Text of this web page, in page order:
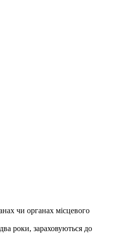
чи органах місцевого
роки, зараховуються до